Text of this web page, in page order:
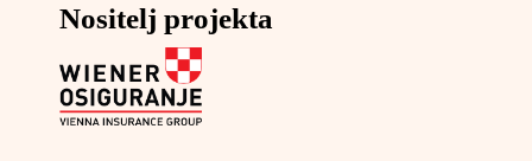
Nositelj projekta